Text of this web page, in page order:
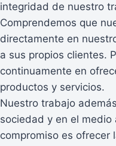
integridad de nuestro
Comprendemos que
directamente en
a sus propios clientes.
continuamente en
productos y servicios.
Nuestro trabajo
sociedad y en el
compromiso es ofrecer